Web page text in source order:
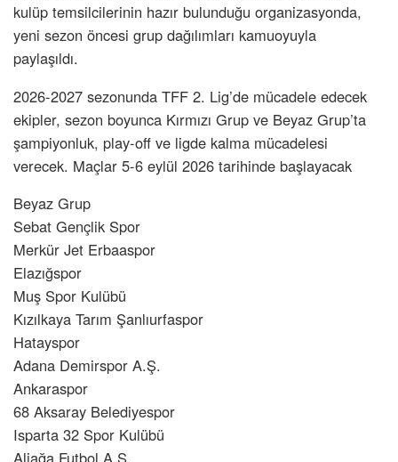
kulüp temsilcilerinin hazır bulunduğu organizasyonda,
yeni sezon öncesi grup dağılımları kamuoyuyla
paylaşıldı.
2026-2027 sezonunda TFF 2. Lig’de mücadele edecek
ekipler, sezon boyunca Kırmızı Grup ve Beyaz Grup’ta
şampiyonluk, play-off ve ligde kalma mücadelesi
verecek. Maçlar 5-6 eylül 2026 tarihinde başlayacak
Beyaz Grup
Sebat Gençlik Spor
Merkür Jet Erbaaspor
Elazığspor
Muş Spor Kulübü
Kızılkaya Tarım Şanlıurfaspor
Hatayspor
Adana Demirspor A.Ş.
Ankaraspor
68 Aksaray Belediyespor
Isparta 32 Spor Kulübü
Aliağa Futbol A.Ş.